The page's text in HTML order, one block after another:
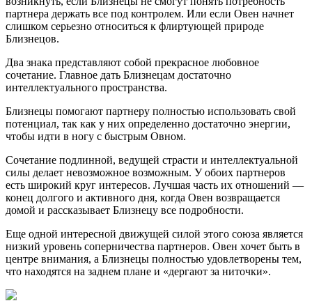
партнера держать все под контролем. Или если Овен начнет
слишком серьезно относиться к флиртующей природе
Близнецов.
Два знака представляют собой прекрасное любовное
сочетание. Главное дать Близнецам достаточно
интеллектуального пространства.
Близнецы помогают партнеру полностью использовать свой
потенциал, так как у них определенно достаточно энергии,
чтобы идти в ногу с быстрым Овном.
Сочетание подлинной, ведущей страсти и интеллектуальной
силы делает невозможное возможным. У обоих партнеров
есть широкий круг интересов. Лучшая часть их отношений —
конец долгого и активного дня, когда Овен возвращается
домой и рассказывает Близнецу все подробности.
Еще одной интересной движущей силой этого союза является
низкий уровень соперничества партнеров. Овен хочет быть в
центре внимания, а Близнецы полностью удовлетворены тем,
что находятся на заднем плане и «дергают за ниточки».